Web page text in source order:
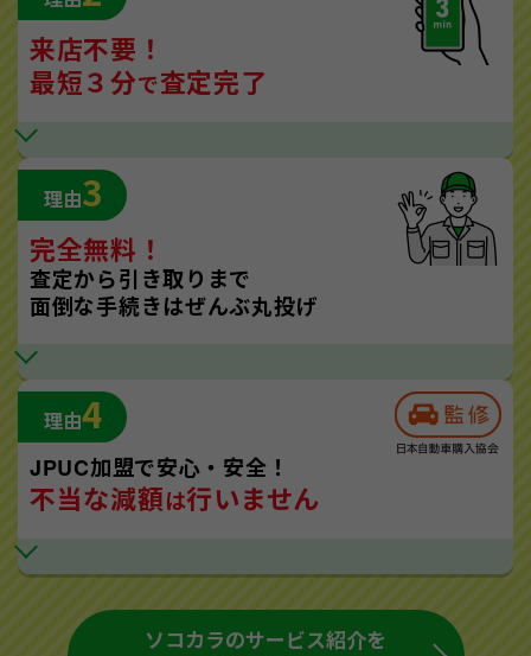
来店不要！
最短３分で査定完了
理由3
完全無料！
査定から引き取りまで
面倒な手続きはぜんぶ丸投げ
理由4
JPUC加盟で安心・安全！
不当な減額は行いません
ソコカラのサービス紹介を